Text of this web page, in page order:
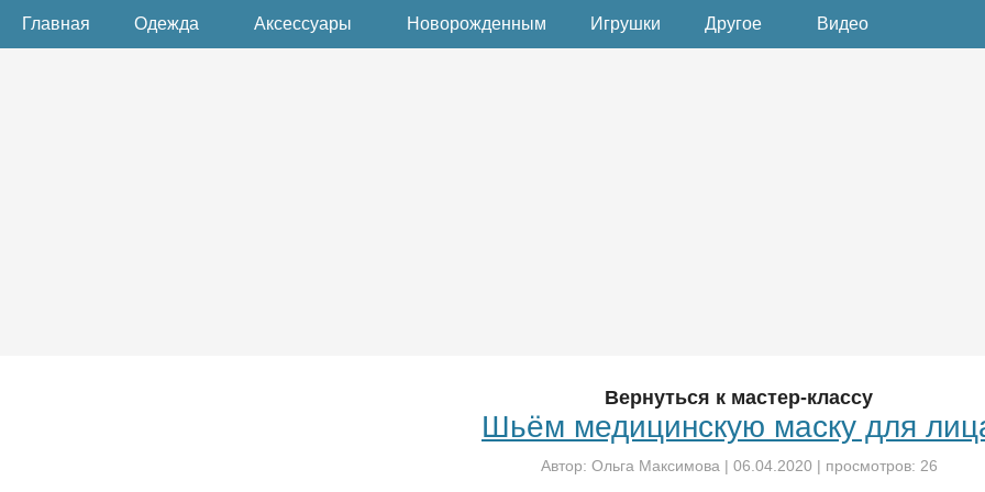
Главная Одежда Аксессуары Новорожденным Игрушки Другое Видео
Вернуться к мастер-классу
Шьём медицинскую маску для
Автор: Ольга Максимова | 06.04.2020 | просмотров: 26